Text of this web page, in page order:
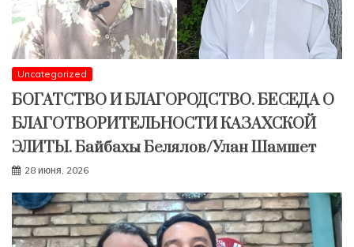
Uncategorized
БОГАТСТВО И БЛАГОРОДСТВО. БЕСЕДА О
БЛАГОТВОРИТЕЛЬНОСТИ КАЗАХСКОЙ
ЭЛИТЫ. Байбахы Белялов/Улан Шамшет
28 июня, 2026